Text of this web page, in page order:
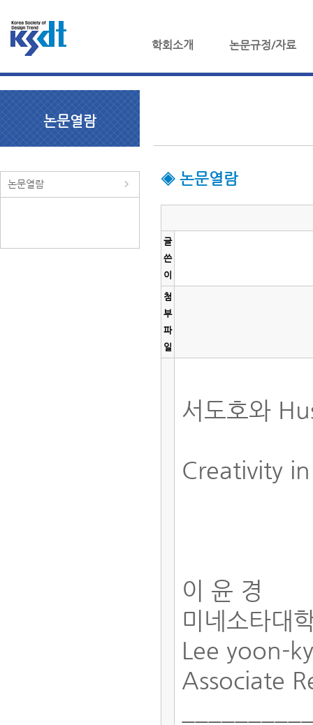
학회소개 논문규정/자료
논문열람
논문열람 ◈ 논문열람
글
쓴
이
첨
부
파
일
서도호와
Creativity
이 윤 경
미네소타대
Lee yoon-
Associate